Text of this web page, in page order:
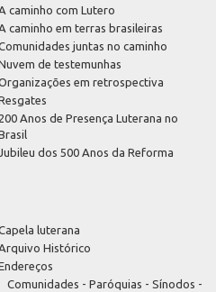
caminho com Lutero
caminho em terras brasileiras
juntas no caminho
de testemunhas
em retrospectiva
200 Anos de Presença Luterana no
dos 500 Anos da Reforma
luterana
Histórico
Comunidades - Paróquias - Sínodos -